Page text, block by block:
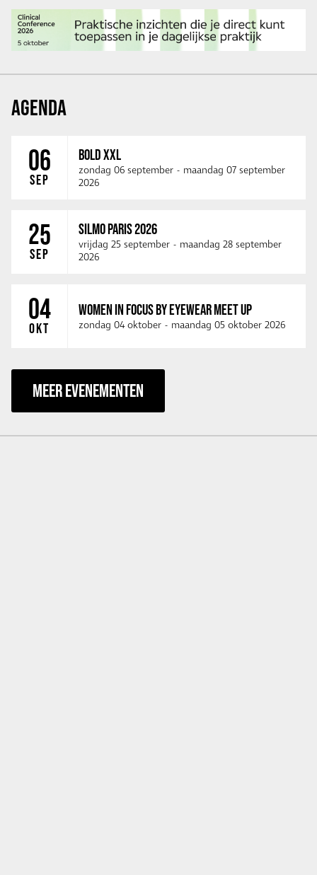
AGENDA
06
SEP
BOLD XXL
zondag 06 september - maandag 07 september
2026
25
SEP
SILMO PARIS 2026
vrijdag 25 september - maandag 28 september
2026
04
OKT
WOMEN IN FOCUS BY EYEWEAR MEET UP
zondag 04 oktober - maandag 05 oktober 2026
MEER EVENEMENTEN